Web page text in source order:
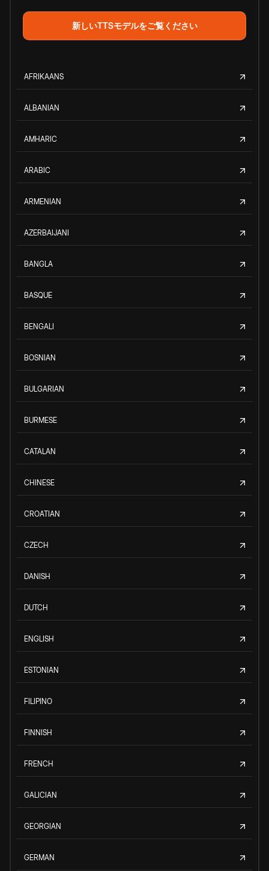
新しいTTSモデルをご覧ください
AFRIKAANS
ALBANIAN
AMHARIC
ARABIC
ARMENIAN
AZERBAIJANI
BANGLA
BASQUE
BENGALI
BOSNIAN
BULGARIAN
BURMESE
CATALAN
CHINESE
CROATIAN
CZECH
DANISH
DUTCH
ENGLISH
ESTONIAN
FILIPINO
FINNISH
FRENCH
GALICIAN
GEORGIAN
GERMAN